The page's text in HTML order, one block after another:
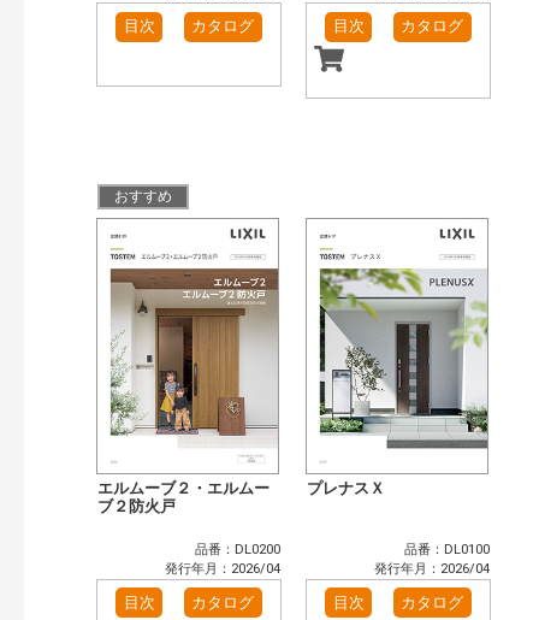
発行年で検索
目次 カタログ 目次 カタログ
おすすめ
エルムーブ２・エルムー
ブ２防火戸
品番：DL0200
発行年月：2026/04
目次 カタログ
プレナスＸ
品番：DL0100
発行年月：2026/04
目次 カタログ